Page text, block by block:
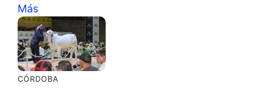
Más
CÓRDOBA